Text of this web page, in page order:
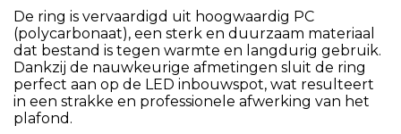
De ring is vervaardigd uit hoogwaardig PC
(polycarbonaat), een sterk en duurzaam materiaal
dat bestand is tegen warmte en langdurig gebruik.
Dankzij de nauwkeurige afmetingen sluit de ring
perfect aan op de LED inbouwspot, wat resulteert
in een strakke en professionele afwerking van het
plafond.